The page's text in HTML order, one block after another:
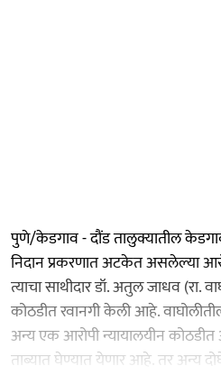
पुणे/केडगाव - दौंड तालुक्यातील
निदान प्रकरणात अटकेत असलेल्या
त्याचा साथीदार डॉ. अतुल जाधव (रा.
कोठडीत रवानगी केली आहे.
अन्य एक आरोपी न्यायालयीन
ताब्यात घेण्यात येणार आहे. तर अन्य